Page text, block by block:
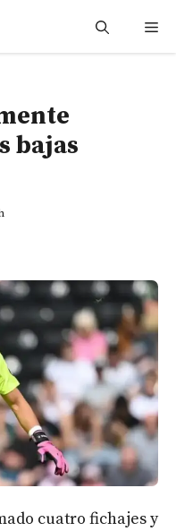
bajas
cuatro fichajes y